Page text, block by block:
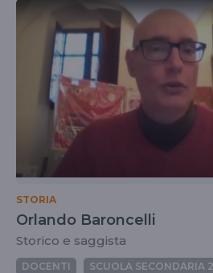
STORIA
Orlando Baroncelli
Storico e saggista
DOCENTI SCUOLA SECONDARIA